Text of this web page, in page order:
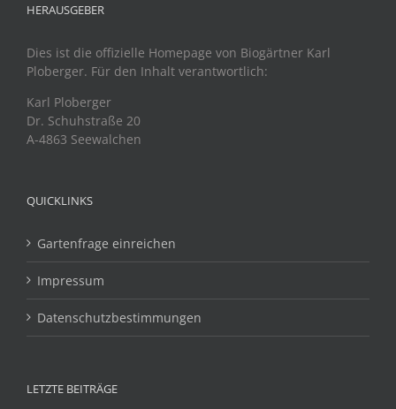
HERAUSGEBER
Dies ist die offizielle Homepage von Biogärtner Karl
Ploberger. Für den Inhalt verantwortlich:
Karl Ploberger
Dr. Schuhstraße 20
A-4863 Seewalchen
QUICKLINKS
Gartenfrage einreichen
Impressum
Datenschutzbestimmungen
LETZTE BEITRÄGE